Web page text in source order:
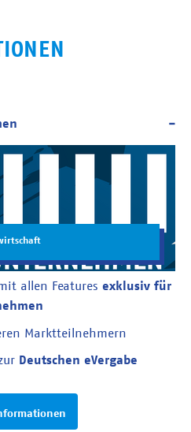
allen Features exklusiv für
Marktteilnehmern
Deutschen eVergabe